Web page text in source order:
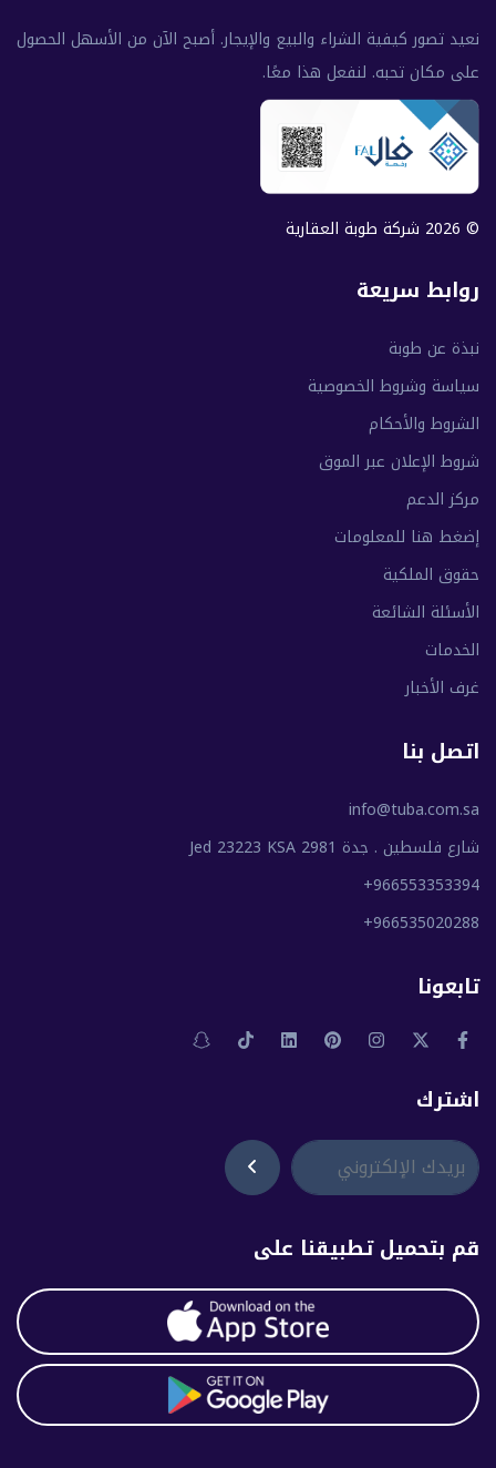
نعيد تصور كيفية الشراء والبيع والإيجار. أصبح الآن من الأسهل الحصول
على مكان تحبه. لنفعل هذا معًا.
© 2026 شركة طوبة العقارية
روابط سريعة
نبذة عن طوبة
سياسة وشروط الخصوصية
الشروط والأحكام
شروط الإعلان عبر الموق
مركز الدعم
إضغط هنا للمعلومات
حقوق الملكية
الأسئلة الشائعة
الخدمات
غرف الأخبار
اتصل بنا
info@tuba.com.sa
شارع فلسطين . جدة 2981 Jed 23223 KSA
+966553353394
+966535020288
تابعونا
اشترك
قم بتحميل تطبيقنا على